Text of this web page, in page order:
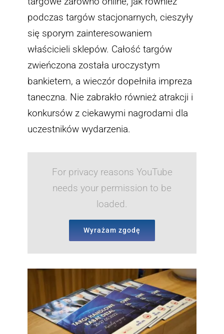
podczas targów stacjonarnych, cieszyły
się sporym zainteresowaniem
właścicieli sklepów. Całość targów
zwieńczona została uroczystym
bankietem, a wieczór dopełniła impreza
taneczna. Nie zabrakło również atrakcji i
konkursów z ciekawymi nagrodami dla
uczestników wydarzenia.
For privacy reasons YouTube
needs your permission to be
loaded.
Wyrażam zgodę